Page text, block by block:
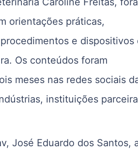
orientações práticas,
e dispositivos
Os conteúdos foram
meses nas redes sociais
instituições
José Eduardo dos Santos,